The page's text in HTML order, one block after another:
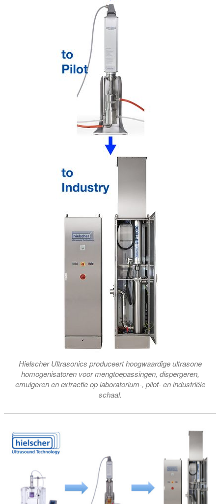
Hielscher Ultrasonics produceert hoogwaardige ultrasone
homogenisatoren voor mengtoepassingen, dispergeren,
emulgeren en extractie op laboratorium-, pilot- en industriële
schaal.